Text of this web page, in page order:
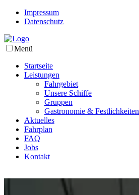
Impressum
Datenschutz
Menü
Startseite
Leistungen
Fahrgebiet
Unsere Schiffe
Gruppen
Gastronomie & Festlichkeiten
Aktuelles
Fahrplan
FAQ
Jobs
Kontakt